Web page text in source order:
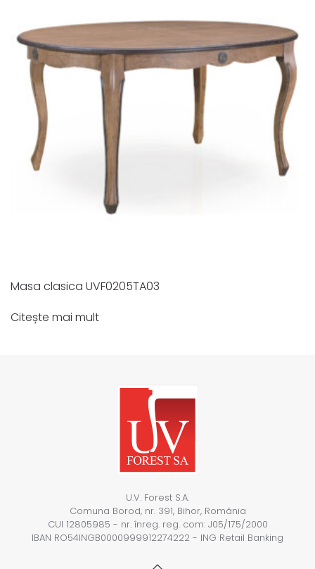
Masa clasica UVF0205TA03
Citește mai mult
U.V. Forest S.A.
Comuna Borod, nr. 391, Bihor, România
CUI 12805985 - nr. înreg. reg. com: J05/175/2000
IBAN RO54INGB0000999912274222 - ING Retail Banking